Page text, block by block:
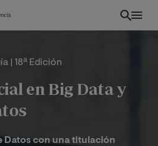
| 18ª Edición
en Big Data y
Datos con una titulación